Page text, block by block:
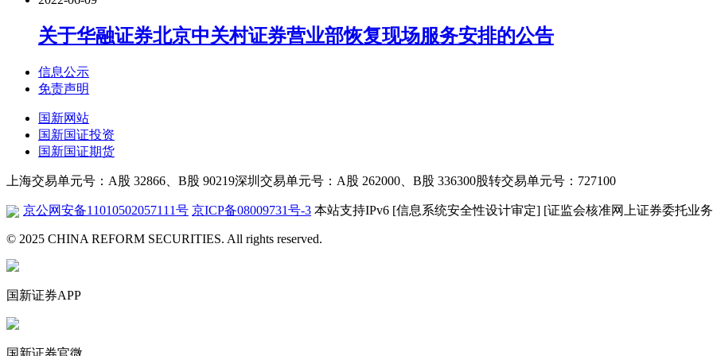
关于华融证券北京中关村证券营业部恢复现场服务安排的公告
信息公示
免责声明
国新网站
国新国证投资
国新国证期货
上海交易单元号：A股 32866、B股 90219深圳交易单元号：A股 262000、B股 336300股转交易单元号：727100
京公网安备11010502057111号 京ICP备08009731号-3 本站支持IPv6 [信息系统安全性设计审定] [证监会核准网上证券委托业
© 2025 CHINA REFORM SECURITIES. All rights reserved.
国新证券APP
国新证券官微